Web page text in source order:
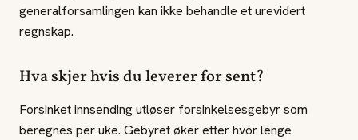
generalforsamlingen kan ikke behandle et urevidert
regnskap.
Hva skjer hvis du leverer for sent?
Forsinket innsending utløser forsinkelsesgebyr som
beregnes per uke. Gebyret øker etter hvor lenge